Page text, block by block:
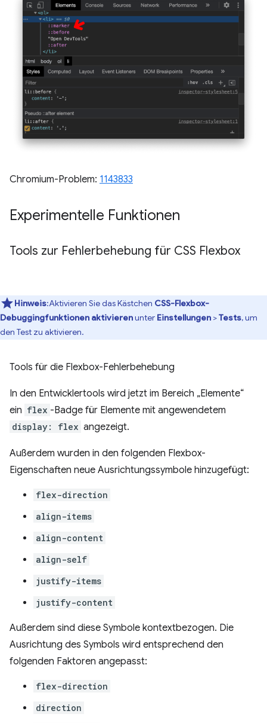
Chromium-Problem: 1143833
Experimentelle Funktionen
Tools zur Fehlerbehebung für CSS Flexbox
Hinweis:Aktivieren Sie das Kästchen CSS-Flexbox-
Debuggingfunktionen aktivierenunter Einstellungen >Tests, um
den Test zu aktivieren.
Tools für die Flexbox-Fehlerbehebung
In den Entwicklertools wird jetzt im Bereich „Elemente“
ein flex -Badge für Elemente mit angewendetem
display: flex angezeigt.
Außerdem wurden in den folgenden Flexbox-
Eigenschaften neue Ausrichtungssymbole hinzugefügt:
flex-direction
align-items
align-content
align-self
justify-items
justify-content
Außerdem sind diese Symbole kontextbezogen. Die
Ausrichtung des Symbols wird entsprechend den
folgenden Faktoren angepasst:
flex-direction
direction